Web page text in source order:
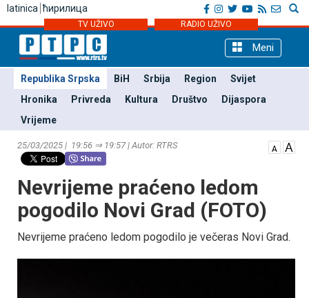
latinica ћирилица
TV UŽIVO RADIO UŽIVO
Meni
Republika Srpska BiH Srbija Region
Svijet
Hronika
Privreda Kultura Društvo
Dijaspora
Vrijeme
25/03/2025 | 19:56 ⇒ 19:57 | Autor: RTRS
Nevrijeme praćeno ledom
pogodilo Novi Grad (FOTO)
Nevrijeme praćeno ledom pogodilo je večeras Novi Grad.